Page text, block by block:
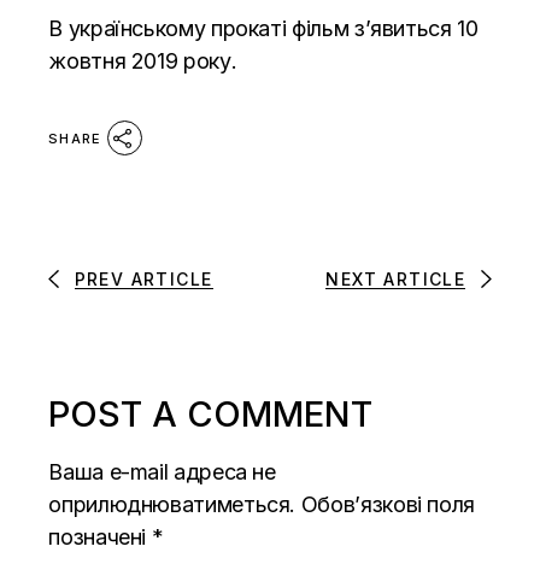
В українському прокаті фільм з’явиться 10
жовтня 2019 року.
SHARE
PREV ARTICLE NEXT ARTICLE
POST A COMMENT
Ваша e-mail адреса не
оприлюднюватиметься. Обов’язкові поля
позначені *